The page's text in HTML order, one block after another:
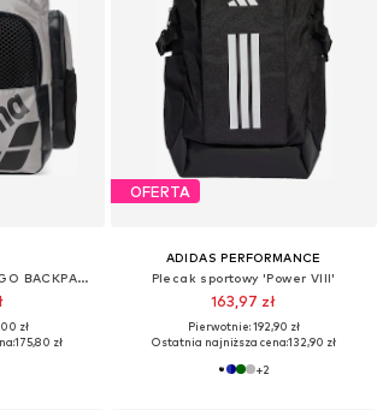
Plecak sportowy 'ONE GO BACKPACK 35L'
zł
175,80 zł
OFERTA
ADIDAS PERFORMANCE
Plecak sportowy 'Power VIII'
163,97 zł
Pierwotnie: 192,90 zł
Ostatnia najniższa cena:132,90 zł
+2